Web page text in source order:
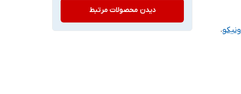
ونیکو،
دیدن محصولات مرتبط